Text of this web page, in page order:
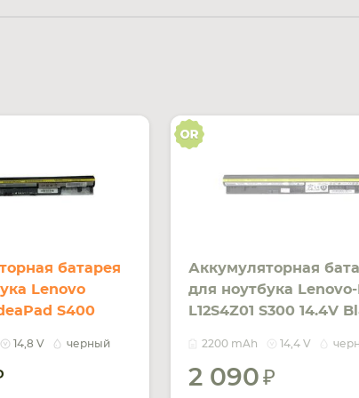
батарея
Lenovo
S400
14,8 V черный
Аккумуляторная
для ноутбука Lenovo-
L12S4Z01 S300 14.4V
2200 mAh 14,4 V
2 090